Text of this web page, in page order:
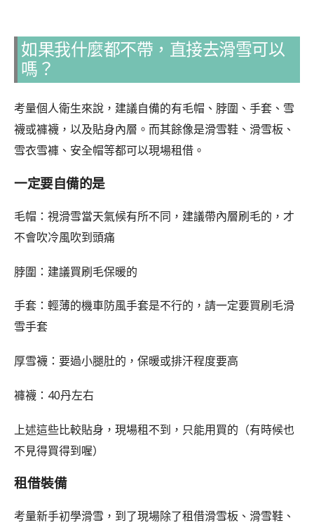
如果我什麼都不帶，直接去滑雪可以
嗎？
考量個人衛生來說，建議自備的有毛帽、脖圍、手套、雪
襪或褲襪，以及貼身內層。而其餘像是滑雪鞋、滑雪板、
雪衣雪褲、安全帽等都可以現場租借。
一定要自備的是
毛帽：視滑雪當天氣候有所不同，建議帶內層刷毛的，才
不會吹冷風吹到頭痛
脖圍：建議買刷毛保暖的
手套：輕薄的機車防風手套是不行的，請一定要買刷毛滑
雪手套
厚雪襪：要過小腿肚的，保暖或排汗程度要高
褲襪：40丹左右
上述這些比較貼身，現場租不到，只能用買的（有時候也
不見得買得到喔）
租借裝備
考量新手初學滑雪，到了現場除了租借滑雪板、滑雪鞋、